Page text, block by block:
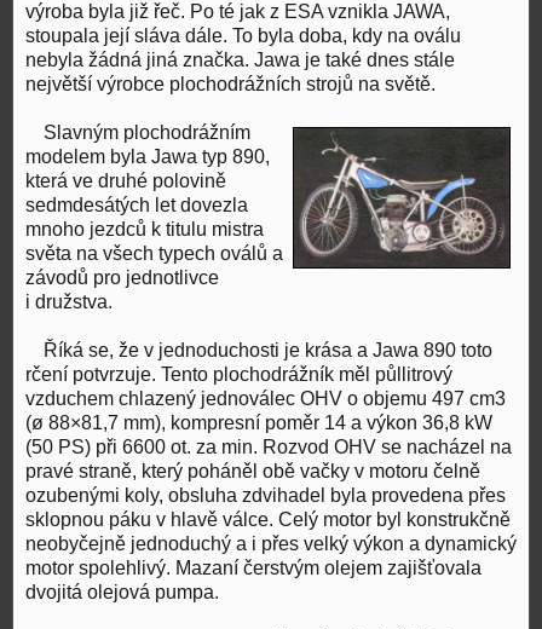
výroba byla již řeč. Po té jak z ESA vznikla JAWA,
stoupala její sláva dále. To byla doba, kdy na oválu
nebyla žádná jiná značka. Jawa je také dnes stále
největší výrobce plochodrážních strojů na světě.
Slavným plochodrážním
modelem byla Jawa typ 890,
která ve druhé polovině
sedmdesátých let dovezla
mnoho jezdců k titulu mistra
světa na všech typech oválů a
závodů pro jednotlivce
i družstva.
Říká se, že v jednoduchosti je krása a Jawa 890 toto
rčení potvrzuje. Tento plochodrážník měl půllitrový
vzduchem chlazený jednoválec OHV o objemu 497 cm3
(ø 88×81,7 mm), kompresní poměr 14 a výkon 36,8 kW
(50 PS) při 6600 ot. za min. Rozvod OHV se nacházel na
pravé straně, který poháněl obě vačky v motoru čelně
ozubenými koly, obsluha zdvihadel byla provedena přes
sklopnou páku v hlavě válce. Celý motor byl konstrukčně
neobyčejně jednoduchý a i přes velký výkon a dynamický
motor spolehlivý. Mazaní čerstvým olejem zajišťovala
dvojitá olejová pumpa.